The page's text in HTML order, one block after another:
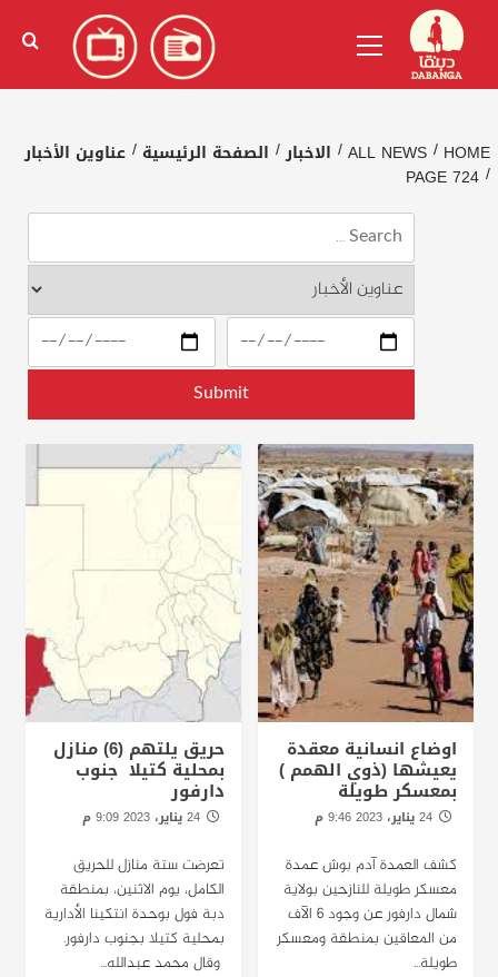
content
الإنجليزية)
Menu
HOME
ALL NEWS الاخبار الصفحة الرئيسية
عناوين الأخبار
PAGE 724
اوضاع انسانية معقدة
يعيشها (ذوي الهمم )
بمعسكر طويلة
24 يناير، 2023 9:46 م
كشف العمدة آدم بوش عمدة
معسكر طويلة للنازحين بولاية
شمال دارفور عن وجود 6 الآف
من المعاقين بمنطقة ومعسكر
طويلة...
حريق يلتهم (6) منازل
بمحلية كتيلا جنوب
دارفور
24 يناير، 2023 9:09 م
تعرضت ستة منازل للحريق
الكامل، يوم الاثنين، بمنطقة
دبة فول بوحدة انتكينا الأدارية
بمحلية كتيلا بجنوب دارفور.
وقال محمد عبدالله...